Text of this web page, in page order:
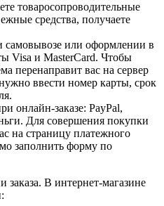
товаросопроводительные
средства, получаете
самовывозе или оформлении в
Visa и MasterCard. Чтобы
перенаправит вас на сервер
ввести номер карты, срок
онлайн-заказе: PayPal,
Для совершения покупки
на страницу платежного
заполнить форму по
заказа. В интернет-магазине